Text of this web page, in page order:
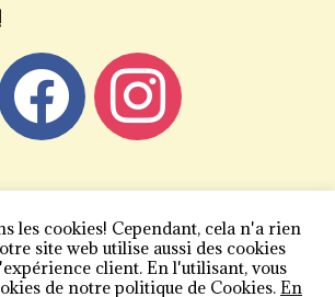
les cookies! Cependant, cela n'a rien
site web utilise aussi des cookies
client. En l'utilisant, vous
de notre politique de Cookies.En